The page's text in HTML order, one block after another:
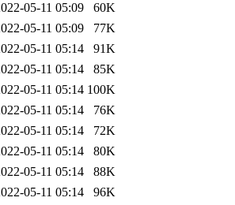
05-11 05:09
60K
05-11 05:09
77K
05-11 05:14
91K
05-11 05:14
85K
05-11 05:14 100K
05-11 05:14
76K
05-11 05:14
72K
05-11 05:14
80K
05-11 05:14
88K
05-11 05:14
96K